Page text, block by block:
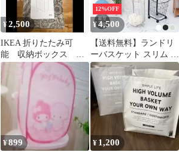
¥2,500
IKEA 折りたたみ可
能 収納ボックス ラ
ンドリーボックス ボ
タニカル柄
12%OFF
¥4,500
【送料無料】ランドリ
ーバスケット スリム 3
段 キャスター 大容量
53L ランドリーラック
ランドリーワゴン ラン
ドリー収納 洗濯かご ワ
イヤーバスケット 洗濯
物入れ かご ランドリー
ボックス 収納 北欧 一
人暮らし 新生活
¥899 ¥ 1,200